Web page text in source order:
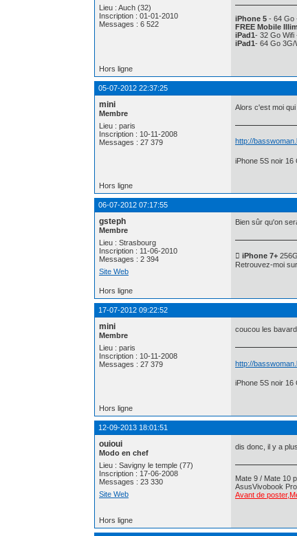
Lieu : Auch (32)
Inscription : 01-01-2010
Messages : 6 522
iPhone 5 - 64 Go
FREE Mobile
iPad1 - 32 Go Wifi
iPad1 - 64 Go 3G/
Hors ligne
05-07-2012 22:37:25
mini
Membre
Lieu : paris
Inscription : 10-11-2008
Messages : 27 379
Alors c'est moi
http://
iPhone 5S noir 16
Hors ligne
06-07-2012 07:17:55
gsteph
Membre
Lieu : Strasbourg
Inscription : 11-06-2010
Messages : 2 394
Site Web
Bien sûr qu'on
 iPhone 7+
Retrouvez-moi sur
Hors ligne
17-07-2012 09:22:52
mini
Membre
Lieu : paris
Inscription : 10-11-2008
Messages : 27 379
coucou les
http://
iPhone 5S noir 16
Hors ligne
12-09-2013 18:01:51
ouioui
Modo en chef
Lieu : Savigny le temple (77)
Inscription : 17-06-2008
Messages : 23 330
Site Web
dis donc, il y a
Mate 9 / Mate 10
AsusVivobook
Avant de
Hors ligne